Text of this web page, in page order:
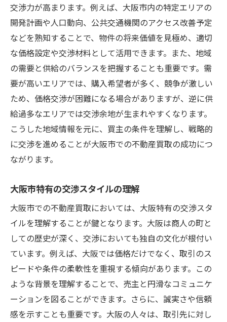
交渉力が高まります。例えば、大阪市内の特定エリアの
開発計画や人口動向、公共交通機関のアクセス改善予定
などを熟知することで、物件の将来価値を見極め、適切
な価格設定や交渉材料として活用できます。また、地域
の需要と供給のバランスを把握することも重要です。需
要が高いエリアでは、購入希望者が多く、競争が激しい
ため、価格交渉が困難になる場合がありますが、逆に供
給過多なエリアでは交渉余地が生まれやすくなります。
こうした地域情報を元に、買主の条件を理解し、戦略的
に交渉を進めることが大阪市での不動産買取の成功につ
ながります。
大阪市特有の交渉スタイルの理解
大阪市での不動産買取においては、大阪特有の交渉スタ
イルを理解することが鍵となります。大阪は商人の町と
しての歴史が深く、交渉においても独自の文化が根付い
ています。例えば、大阪では価格だけでなく、取引のス
ピードや条件の柔軟性を重視する傾向があります。この
ような背景を理解することで、売主と円滑なコミュニケ
ーションを図ることができます。さらに、誠実さや信頼
感を示すことも重要です。大阪の人々は、取引先に対し